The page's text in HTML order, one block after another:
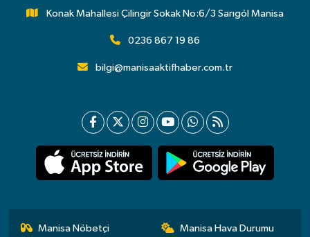
Konak Mahallesi Çilingir Sokak No:6/3 Sarıgöl Manisa
0236 867 19 86
bilgi@manisaaktifhaber.com.tr
Manisa Nöbetçi Manisa Hava Durumu